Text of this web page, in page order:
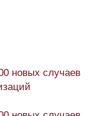
новых случаев